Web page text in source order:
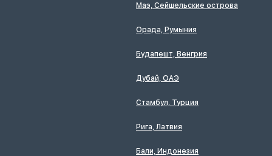
Маэ, Сейшельские острова
Орада, Румыния
Будапешт, Венгрия
Дубай, ОАЭ
Стамбул, Турция
Рига, Латвия
Бали, Индонезия